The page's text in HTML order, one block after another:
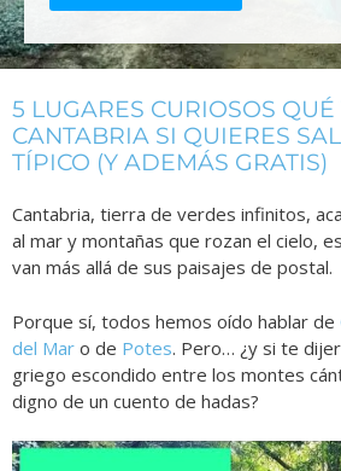
5 LUGARES CURIOSOS QUÉ
CANTABRIA SI QUIERES
TÍPICO (Y ADEMÁS GRATIS)
Cantabria, tierra de verdes infinitos,
al mar y montañas que rozan el cielo,
van más allá de sus paisajes de postal.
Porque sí, todos hemos oído hablar de
del Mar o de Potes. Pero… ¿y si te
griego escondido entre los montes
digno de un cuento de hadas?